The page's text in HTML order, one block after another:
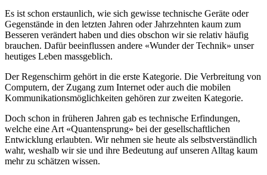
Es ist schon erstaunlich, wie sich gewisse technische Geräte oder
Gegenstände in den letzten Jahren oder Jahrzehnten kaum zum
Besseren verändert haben und dies obschon wir sie relativ häufig
brauchen. Dafür beeinflussen andere «Wunder der Technik» unser
heutiges Leben massgeblich.
Der Regenschirm gehört in die erste Kategorie. Die Verbreitung von
Computern, der Zugang zum Internet oder auch die mobilen
Kommunikationsmöglichkeiten gehören zur zweiten Kategorie.
Doch schon in früheren Jahren gab es technische Erfindungen,
welche eine Art «Quantensprung» bei der gesellschaftlichen
Entwicklung erlaubten. Wir nehmen sie heute als selbstverständlich
wahr, weshalb wir sie und ihre Bedeutung auf unseren Alltag kaum
mehr zu schätzen wissen.